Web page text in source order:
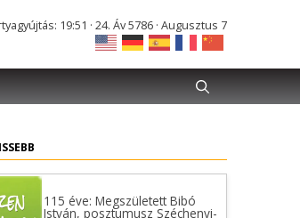
19:51 · 24. Áv 5786 · Augusztus 7
István, posztumusz Széchenyi-
díjas író, politikus, jogász.